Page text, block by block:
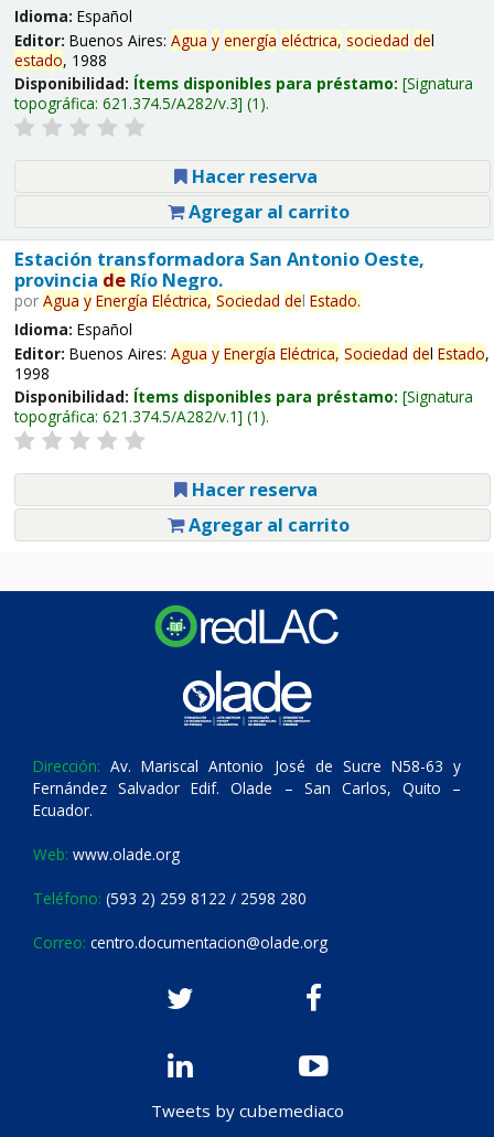
Idioma: Español
Editor: Buenos Aires: Agua y energía eléctrica, sociedad del
estado, 1988
Disponibilidad: Ítems disponibles para préstamo: Signatura
topográfica: 621.374.5/A282/v.3 (1).
Hacer reserva
Agregar al carrito
Estación transformadora San Antonio Oeste,
provincia deRío Negro.
por Agua y Energía Eléctrica, Sociedad del Estado.
Idioma: Español
Editor: Buenos Aires: Agua y Energía Eléctrica, Sociedad del Estado,
1998
Disponibilidad: Ítems disponibles para préstamo: Signatura
topográfica: 621.374.5/A282/v.1 (1).
Hacer reserva
Agregar al carrito
Dirección: Av. Mariscal Antonio José de Sucre N58-63 y
Fernández Salvador Edif. Olade – San Carlos, Quito –
Ecuador.
Web: www.olade.org
Teléfono: (593 2) 259 8122 / 2598 280
Correo: centro.documentacion@olade.org
Tweets by cubemediaco